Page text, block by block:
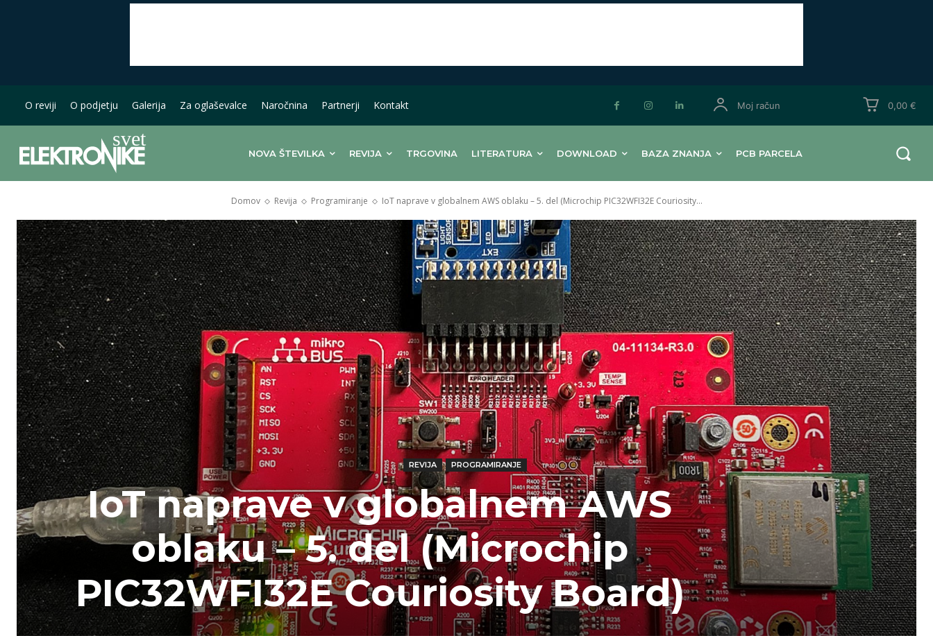
O reviji O podjetju Galerija Za oglaševalce Naročnina Partnerji Kontakt Moj račun 0,00 €
NOVA ŠTEVILKA REVIJA TRGOVINA LITERATURA DOWNLOAD BAZA ZNANJA PCB PARCELA
Domov Revija Programiranje IoT naprave v globalnem AWS oblaku – 5. del (Microchip PIC32WFI32E Couriosity...
REVIJA PROGRAMIRANJE
IoT naprave v globalnem AWS
oblaku – 5. del (Microchip
PIC32WFI32E Couriosity Board)